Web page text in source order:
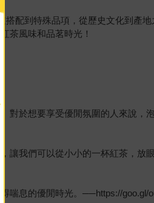
配到特殊品項，從歷史文化到產
茶風味和品茗時光！
對於想要享受優閒氛圍的人來說，
讓我們可以從小小的一杯紅茶，放
喘息的優閒時光。──https://goo.gl/